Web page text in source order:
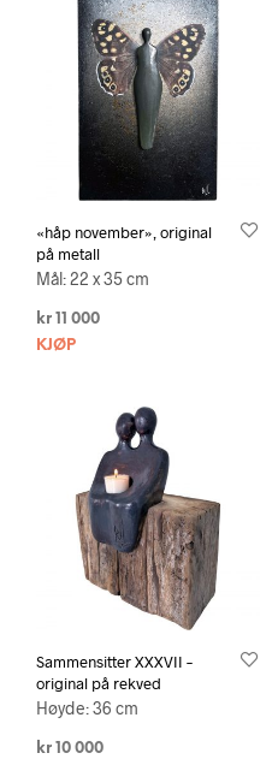
«håp november», original
på metall
Mål: 22 x 35 cm
kr 11 000
KJØP
Sammensitter XXXVII –
original på rekved
Høyde: 36 cm
kr 10 000